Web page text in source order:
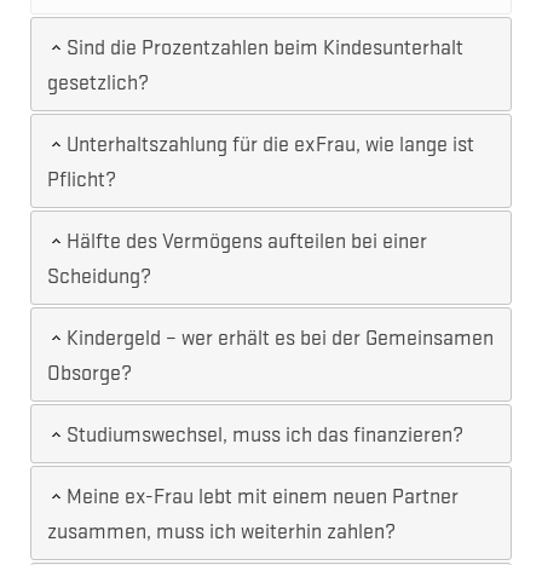
Sind die Prozentzahlen beim Kindesunterhalt
gesetzlich?
Unterhaltszahlung für die exFrau, wie lange ist
Pflicht?
Hälfte des Vermögens aufteilen bei einer
Scheidung?
Kindergeld – wer erhält es bei der Gemeinsamen
Obsorge?
Studiumswechsel, muss ich das finanzieren?
Meine ex-Frau lebt mit einem neuen Partner
zusammen, muss ich weiterhin zahlen?